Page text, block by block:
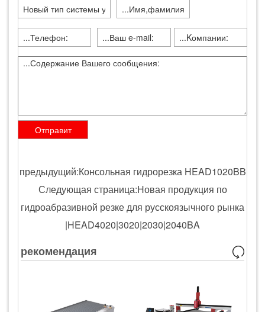
предыдущий:Консольная гидрорезка HEAD1020BB
Следующая страница:Новая продукция по
гидроабразивной резке для русскоязычного рынка
|HEAD4020|3020|2030|2040BA
рекомендация